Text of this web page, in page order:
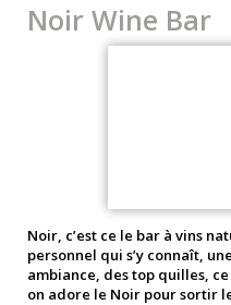
Noir Wine Bar
Noir, c’est ce le bar à vins
personnel qui s’y connaît,
ambiance, des top quilles, ce
on adore le Noir pour sortir